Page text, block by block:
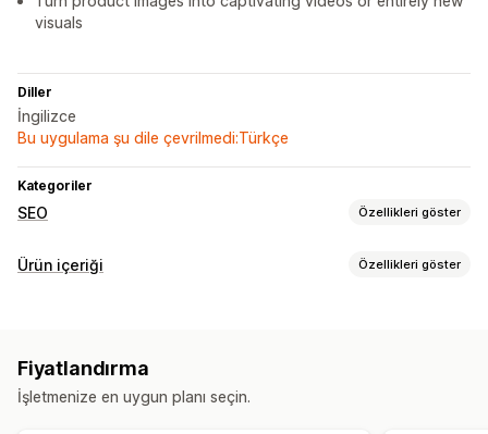
visuals
Diller
İngilizce
Bu uygulama şu dile çevrilmedi:Türkçe
Kategoriler
SEO Özellikleri göster
SEO araçları
Performansı izleme
Ürün içeriği Özellikleri göster
Alternatif metin Görseller
Fiyatlandırma
İşletmenize en uygun planı seçin.